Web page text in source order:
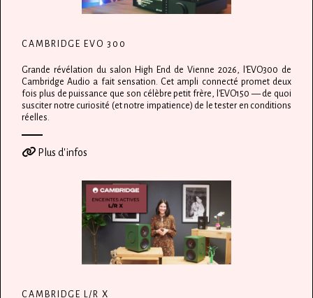
CAMBRIDGE EVO 300
Grande révélation du salon High End de Vienne 2026, l'EVO300 de
Cambridge Audio a fait sensation. Cet ampli connecté promet deux
fois plus de puissance que son célèbre petit frère, l'EVO150 — de quoi
susciter notre curiosité (et notre impatience) de le tester en conditions
réelles.
Plus d'infos
CAMBRIDGE L/R X